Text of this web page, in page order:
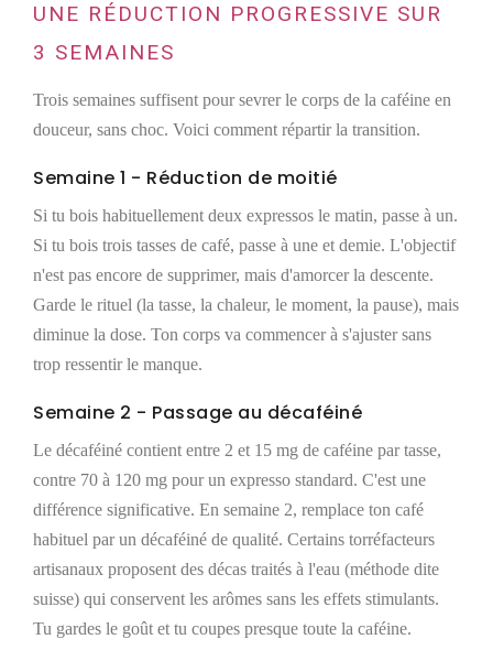
UNE RÉDUCTION PROGRESSIVE SUR
3 SEMAINES
Trois semaines suffisent pour sevrer le corps de la caféine en
douceur, sans choc. Voici comment répartir la transition.
Semaine 1 - Réduction de moitié
Si tu bois habituellement deux expressos le matin, passe à un.
Si tu bois trois tasses de café, passe à une et demie. L'objectif
n'est pas encore de supprimer, mais d'amorcer la descente.
Garde le rituel (la tasse, la chaleur, le moment, la pause), mais
diminue la dose. Ton corps va commencer à s'ajuster sans
trop ressentir le manque.
Semaine 2 - Passage au décaféiné
Le décaféiné contient entre 2 et 15 mg de caféine par tasse,
contre 70 à 120 mg pour un expresso standard. C'est une
différence significative. En semaine 2, remplace ton café
habituel par un décaféiné de qualité. Certains torréfacteurs
artisanaux proposent des décas traités à l'eau (méthode dite
suisse) qui conservent les arômes sans les effets stimulants.
Tu gardes le goût et tu coupes presque toute la caféine.